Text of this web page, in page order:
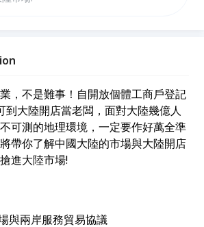
，不是難事！自開放個體工商戶登記
到大陸開店當老闆，面對大陸幾億人
可測的地理環境，一定要作好萬全準
帶你了解中國大陸的市場與大陸開店
進大陸市場!
與兩岸服務貿易協議